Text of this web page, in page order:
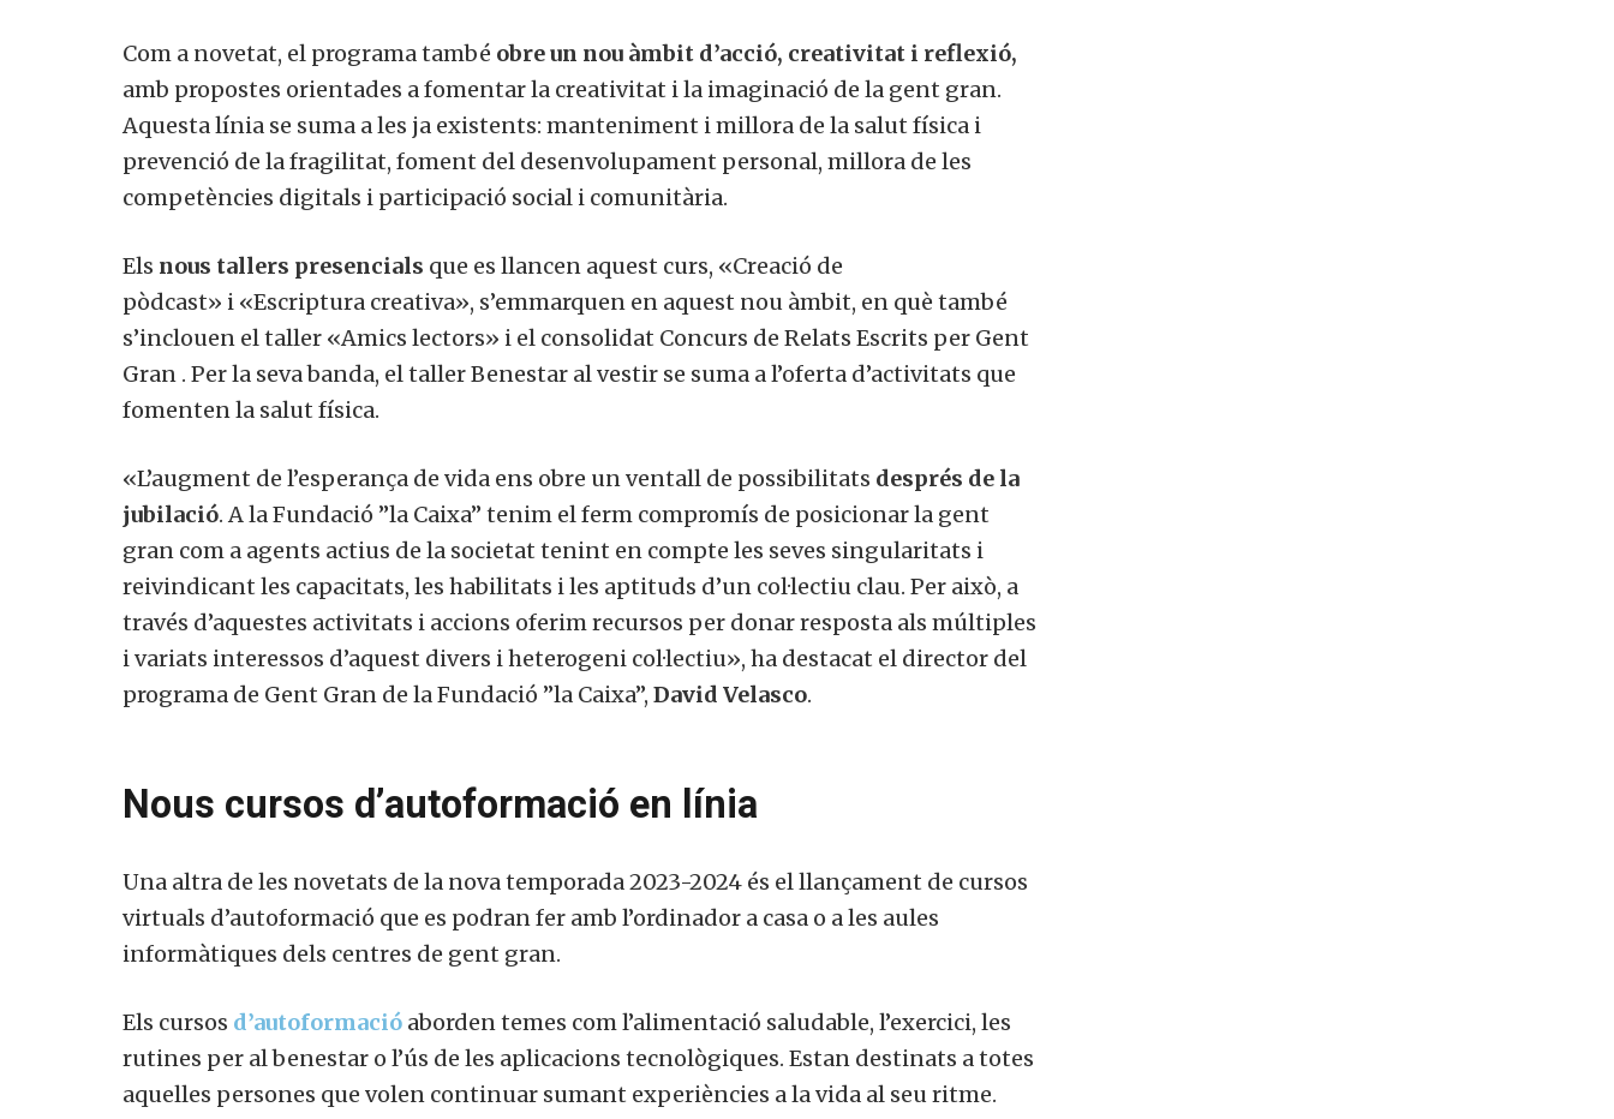
Com a novetat, el programa també obre un nou àmbit d’acció, creativitat i reflexió,
amb propostes orientades a fomentar la creativitat i la imaginació de la gent gran.
Aquesta línia se suma a les ja existents: manteniment i millora de la salut física i
prevenció de la fragilitat, foment del desenvolupament personal, millora de les
competències digitals i participació social i comunitària.
Els nous tallers presencials que es llancen aquest curs, «Creació de
pòdcast» i «Escriptura creativa», s’emmarquen en aquest nou àmbit, en què també
s’inclouen el taller «Amics lectors» i el consolidat Concurs de Relats Escrits per Gent
Gran . Per la seva banda, el taller Benestar al vestir se suma a l’oferta d’activitats que
fomenten la salut física.
«L’augment de l’esperança de vida ens obre un ventall de possibilitats després de la
jubilació. A la Fundació ”la Caixa” tenim el ferm compromís de posicionar la gent
gran com a agents actius de la societat tenint en compte les seves singularitats i
reivindicant les capacitats, les habilitats i les aptituds d’un col·lectiu clau. Per això, a
través d’aquestes activitats i accions oferim recursos per donar resposta als múltiples
i variats interessos d’aquest divers i heterogeni col·lectiu», ha destacat el director del
programa de Gent Gran de la Fundació ”la Caixa”, David Velasco.
Nous cursos d’autoformació en línia
Una altra de les novetats de la nova temporada 2023-2024 és el llançament de cursos
virtuals d’autoformació que es podran fer amb l’ordinador a casa o a les aules
informàtiques dels centres de gent gran.
Els cursos d’autoformació aborden temes com l’alimentació saludable, l’exercici, les
rutines per al benestar o l’ús de les aplicacions tecnològiques. Estan destinats a totes
aquelles persones que volen continuar sumant experiències a la vida al seu ritme.